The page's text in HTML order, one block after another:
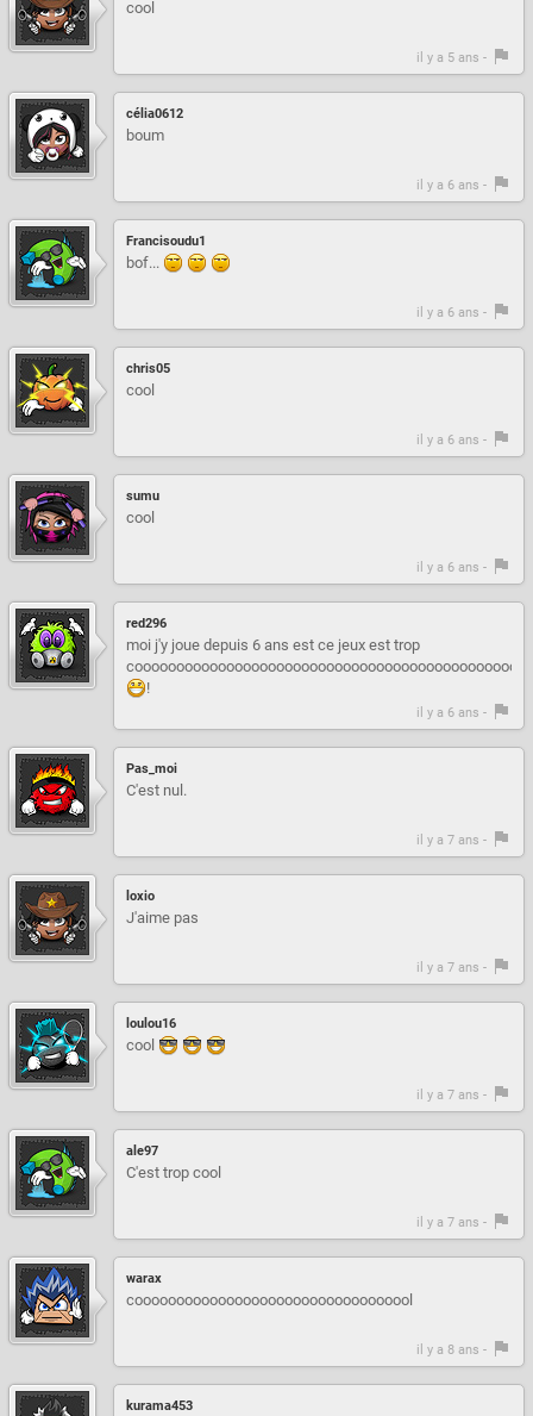
cool
il y a 5 ans -
célia0612
boum
il y a 6 ans -
Francisoudu1
bof...
il y a 6 ans -
chris05
cool
il y a 6 ans -
sumu
cool
il y a 6 ans -
red296
moi j'y joue depuis 6 ans est ce jeux est trop
!
il y a 6 ans -
Pas_moi
C'est nul.
il y a 7 ans -
loxio
J'aime pas
il y a 7 ans -
loulou16
cool
il y a 7 ans -
ale97
C'est trop cool
il y a 7 ans -
warax
coooooooooooooooooooooooooooooooool
il y a 8 ans -
kurama453